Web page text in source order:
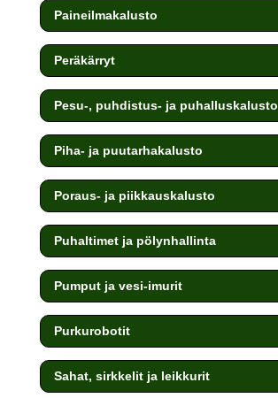
Paineilmakalusto
Peräkärryt
Pesu-, puhdistus- ja puhalluskalusto
Piha- ja puutarhakalusto
Poraus- ja piikkauskalusto
Puhaltimet ja pölynhallinta
Pumput ja vesi-imurit
Purkurobotit
Sahat, sirkkelit ja leikkurit